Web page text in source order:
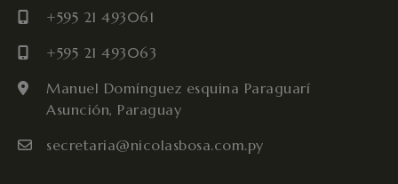
+595 21 493061
+595 21 493063
Manuel Domínguez esquina Paraguarí
Asunción, Paraguay
secretaria@nicolasbosa.com.py